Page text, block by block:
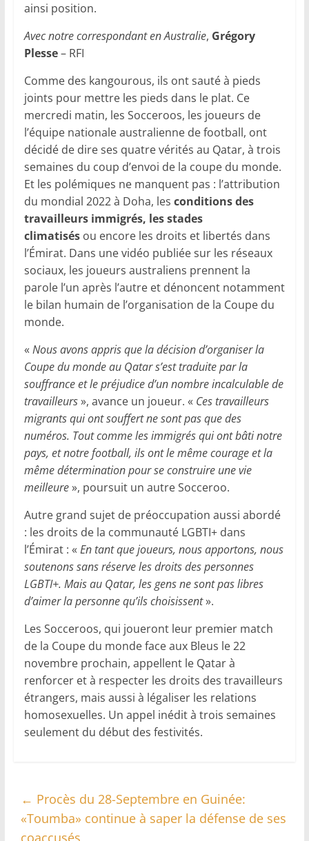
ainsi position.
Avec notre correspondant en Australie, Grégory
Plesse– RFI
Comme des kangourous, ils ont sauté à pieds
joints pour mettre les pieds dans le plat. Ce
mercredi matin, les Socceroos, les joueurs de
l’équipe nationale australienne de football, ont
décidé de dire ses quatre vérités au Qatar, à trois
semaines du coup d’envoi de la coupe du monde.
Et les polémiques ne manquent pas : l’attribution
du mondial 2022 à Doha, les conditions des
travailleurs immigrés, les stades
climatisés ou encore les droits et libertés dans
l’Émirat. Dans une vidéo publiée sur les réseaux
sociaux, les joueurs australiens prennent la
parole l’un après l’autre et dénoncent notamment
le bilan humain de l’organisation de la Coupe du
monde.
« Nous avons appris que la décision d’organiser la
Coupe du monde au Qatar s’est traduite par la
souffrance et le préjudice d’un nombre incalculable de
travailleurs», avance un joueur. « Ces travailleurs
migrants qui ont souffert ne sont pas que des
numéros. Tout comme les immigrés qui ont bâti notre
pays, et notre football, ils ont le même courage et la
même détermination pour se construire une vie
meilleure», poursuit un autre Socceroo.
Autre grand sujet de préoccupation aussi abordé
: les droits de la communauté LGBTI+ dans
l’Émirat : « En tant que joueurs, nous apportons, nous
soutenons sans réserve les droits des personnes
LGBTI+. Mais au Qatar, les gens ne sont pas libres
d’aimer la personne qu’ils choisissent».
Les Socceroos, qui joueront leur premier match
de la Coupe du monde face aux Bleus le 22
novembre prochain, appellent le Qatar à
renforcer et à respecter les droits des travailleurs
étrangers, mais aussi à légaliser les relations
homosexuelles. Un appel inédit à trois semaines
seulement du début des festivités.
← Procès du 28-Septembre en Guinée:
«Toumba» continue à saper la défense de ses